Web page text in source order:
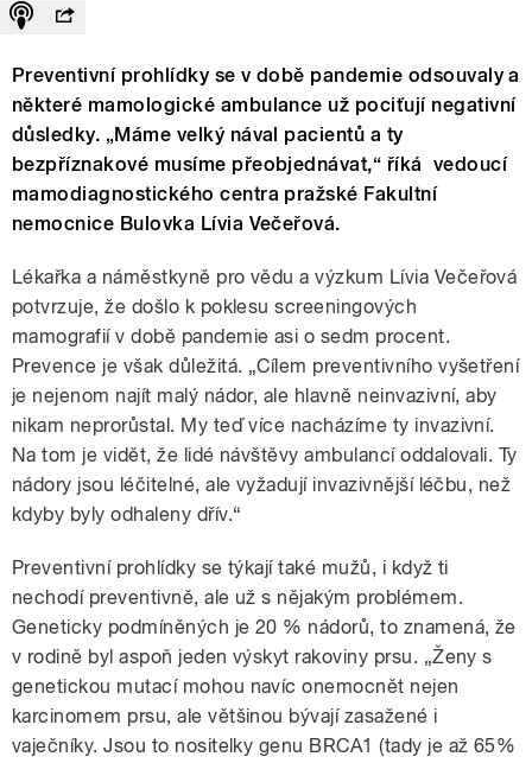
Preventivní prohlídky se v době pandemie odsouvaly a
některé mamologické ambulance už pociťují negativní
důsledky. „Máme velký nával pacientů a ty
bezpříznakové musíme přeobjednávat,“ říká vedoucí
mamodiagnostického centra pražské Fakultní
nemocnice Bulovka Lívia Večeřová.
Lékařka a náměstkyně pro vědu a výzkum Lívia Večeřová
potvrzuje, že došlo k poklesu screeningových
mamografií v době pandemie asi o sedm procent.
Prevence je však důležitá. „Cílem preventivního vyšetření
je nejenom najít malý nádor, ale hlavně neinvazivní, aby
nikam neprorůstal. My teď více nacházíme ty invazivní.
Na tom je vidět, že lidé návštěvy ambulancí oddalovali. Ty
nádory jsou léčitelné, ale vyžadují invazivnější léčbu, než
kdyby byly odhaleny dřív.“
Preventivní prohlídky se týkají také mužů, i když ti
nechodí preventivně, ale už s nějakým problémem.
Geneticky podmíněných je 20 % nádorů, to znamená, že
v rodině byl aspoň jeden výskyt rakoviny prsu. „Ženy s
genetickou mutací mohou navíc onemocnět nejen
karcinomem prsu, ale většinou bývají zasažené i
vaječníky. Jsou to nositelky genu BRCA1 (tady je až 65%